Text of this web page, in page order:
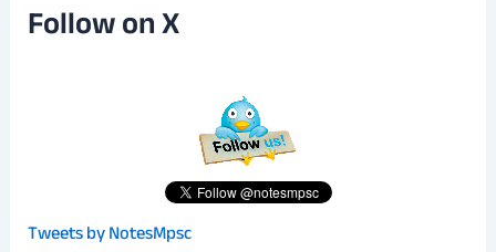
Follow on X
Tweets by NotesMpsc